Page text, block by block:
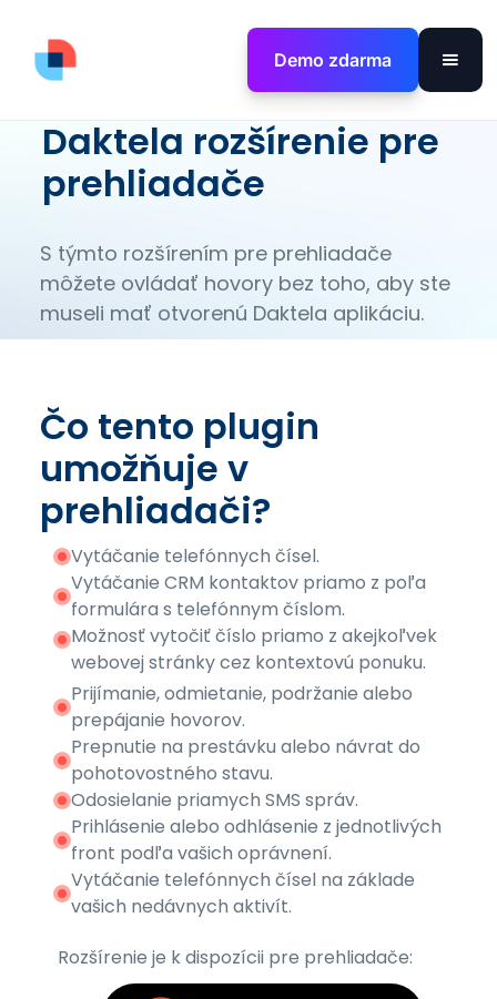
Demo zdarma
Daktela rozšírenie pre
prehliadače
S týmto rozšírením pre prehliadače
môžete ovládať hovory bez toho, aby ste
museli mať otvorenú Daktela aplikáciu.
Čo tento plugin
umožňuje v
prehliadači?
Vytáčanie telefónnych čísel.
Vytáčanie CRM kontaktov priamo z poľa
formulára s telefónnym číslom.
Možnosť vytočiť číslo priamo z akejkoľvek
webovej stránky cez kontextovú ponuku.
Prijímanie, odmietanie, podržanie alebo
prepájanie hovorov.
Prepnutie na prestávku alebo návrat do
pohotovostného stavu.
Odosielanie priamych SMS správ.
Prihlásenie alebo odhlásenie z jednotlivých
front podľa vašich oprávnení.
Vytáčanie telefónnych čísel na základe
vašich nedávnych aktivít.
Rozšírenie je k dispozícii pre prehliadače: